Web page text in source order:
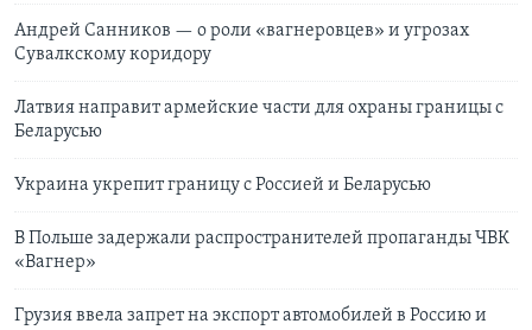
Андрей Санников — о роли «вагнеровцев» и угрозах
Сувалкскому коридору
Латвия направит армейские части для охраны границы с
Беларусью
Украина укрепит границу с Россией и Беларусью
В Польше задержали распространителей пропаганды ЧВК
«Вагнер»
Грузия ввела запрет на экспорт автомобилей в Россию и